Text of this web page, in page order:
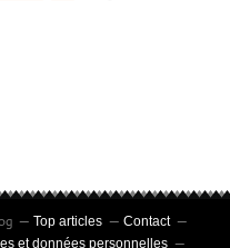
Top articles
Contact
et données personnelles